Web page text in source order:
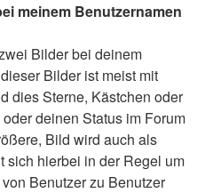
meinem Benutzernamen
Bilder bei deinem
Bilder ist meist mit
dies Sterne, Kästchen oder
deinen Status im Forum
Bild wird auch als
sich hierbei in der Regel um
Benutzer zu Benutzer